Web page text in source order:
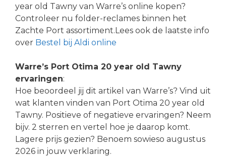
year old Tawny van Warre’s online kopen?
Controleer nu folder-reclames binnen het
Zachte Port assortiment.Lees ook de laatste info
over Bestel bij Aldi online
Warre’s Port Otima 20 year old Tawny
ervaringen:
Hoe beoordeel jij dit artikel van Warre’s? Vind uit
wat klanten vinden van Port Otima 20 year old
Tawny. Positieve of negatieve ervaringen? Neem
bijv. 2 sterren en vertel hoe je daarop komt.
Lagere prijs gezien? Benoem sowieso augustus
2026 in jouw verklaring.